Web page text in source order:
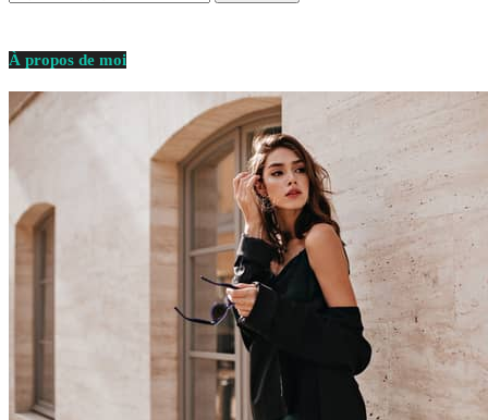
À propos de moi